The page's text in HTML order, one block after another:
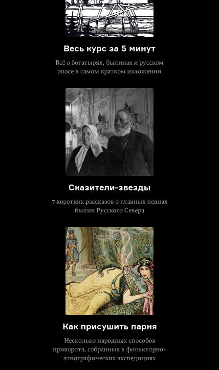
Весь курс за 5 минут
Всё о богатырях, былинах и русском
эпосе в самом кратком изложении
Сказители-звезды
7 коротких рассказов о главных певцах
былин Русского Севера
Как присушить парня
Несколько народных способов
приворота, собранных в фольклорно-
этнографических экспедициях